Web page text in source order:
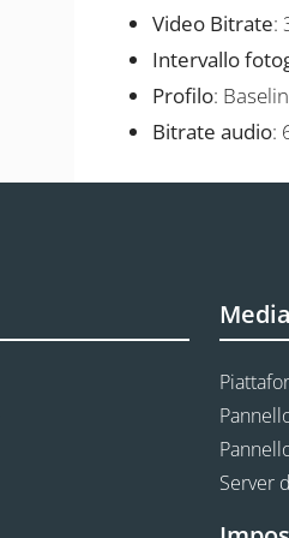
Video Bitrate:
Intervallo
Profilo:
Bitrate audio:
Server